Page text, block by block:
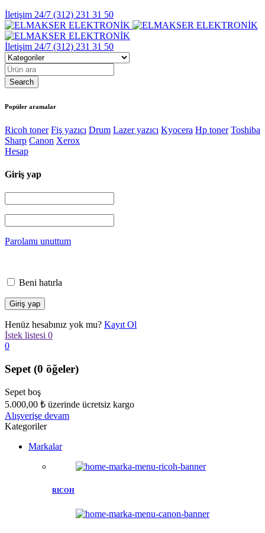
İletişim 24/7 (312) 231 31 50
İletişim 24/7 (312) 231 31 50
Popüler aramalar
Ricoh toner Fiş yazıcı Drum Lazer yazıcı Kyocera Hp toner Toshiba
Sharp Canon Xerox
Hesap
Giriş yap
Parolamı unuttum
Beni hatırla
Henüz hesabınız yok mu? Kayıt Ol
İstek listesi 0
0
Sepet (0 öğeler)
Sepet boş
5.000,00 ₺ üzerinde ücretsiz kargo
Alışverişe devam
Kategoriler
Markalar
RICOH